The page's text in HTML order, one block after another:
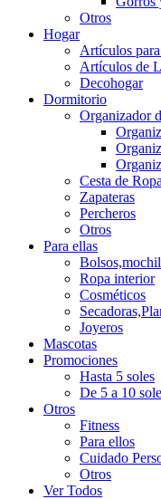
Otros
Hogar
Artículos
Artículos de
Decohogar
Dormitorio
Organizador
Cesta de Ropa
Zapateras
Percheros
Otros
Para ellas
Ropa interior
Cosméticos
Joyeros
Mascotas
Promociones
Hasta 5 soles
De 5 a 10
Otros
Fitness
Para ellos
Cuidado
Otros
Ver Todos